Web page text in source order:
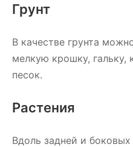
Грунт
В качестве грунта
мелкую крошку, гальку,
песок.
Растения
Вдоль задней и